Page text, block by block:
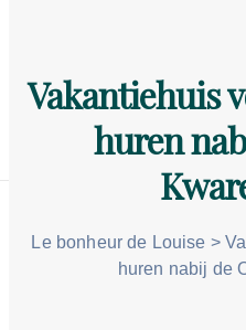
Gastenboek
Tarief
Contact
Vakantiehuis
huren
Le bonheur de Louise >
huren nabij de